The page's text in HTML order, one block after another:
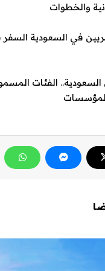
والخطوات
في السعودية السفر
السعودية.. الفئات
المؤسسات